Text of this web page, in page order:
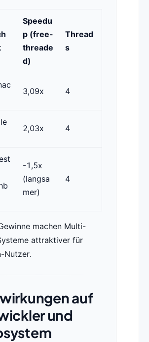
Speedu
p (free-
threade
d)
Thread
s
3,09x 4
2,03x 4
-1,5x
(langsa
mer)
4
machen Multi-
attraktiver für
Nutzer.
auf
und